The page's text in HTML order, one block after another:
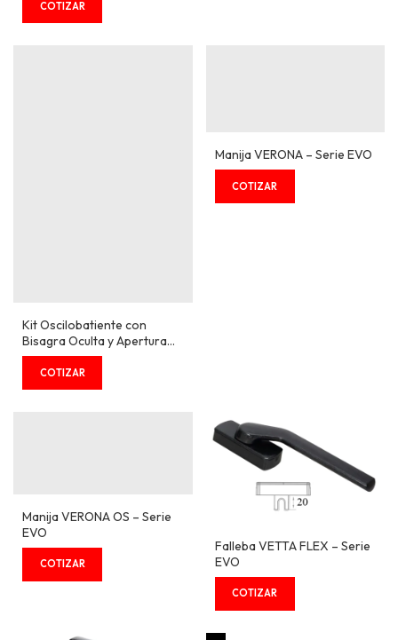
Kit Oscilobatiente con
Bisagra Oculta y Apertura
de 180° - Serie EVO
Manija VERONA – Serie EVO
Manija VERONA OS – Serie
EVO
Falleba VETTA FLEX – Serie
EVO